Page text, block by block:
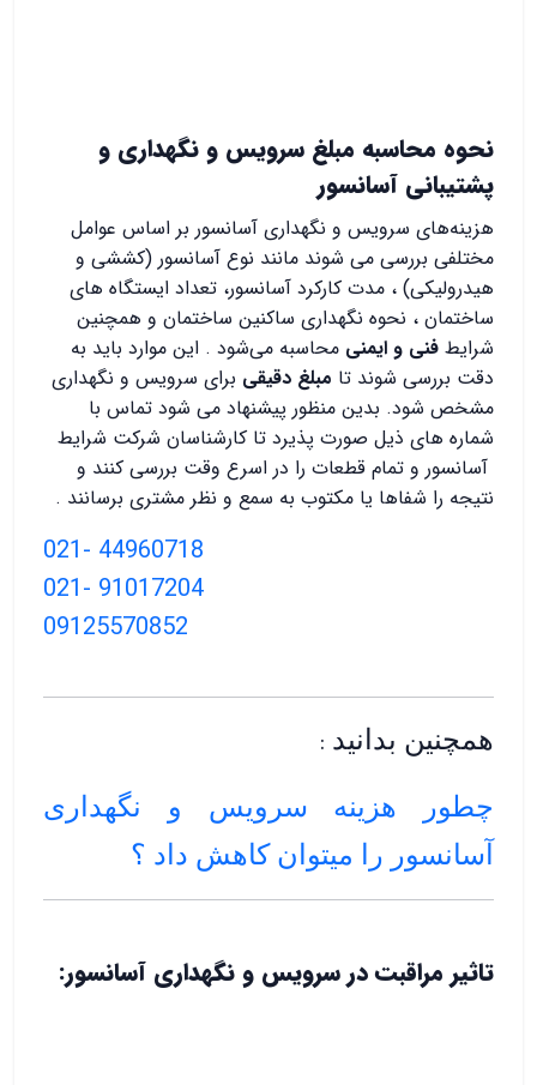
نحوه محاسبه مبلغ سرویس و نگهداری و
پشتیبانی آسانسور
هزینه‌های سرویس و نگهداری آسانسور بر اساس عوامل
مختلفی بررسی می شوند مانند نوع آسانسور (کششی و
هیدرولیکی) ، مدت کارکرد آسانسور، تعداد ایستگاه های
ساختمان ، نحوه نگهداری ساکنین ساختمان و همچنین
شرایط فنی و ایمنی محاسبه می‌شود . این موارد باید به
دقت بررسی شوند تا مبلغ دقیقی برای سرویس و نگهداری
مشخص شود. بدین منظور پیشنهاد می شود تماس با
شماره های ذیل صورت پذیرد تا کارشناسان شرکت شرایط
آسانسور و تمام قطعات را در اسرع وقت بررسی کنند و
نتیجه را شفاها یا مکتوب به سمع و نظر مشتری برسانند .
021- 44960718
021- 91017204
09125570852
همچنین بدانید :
چطور هزینه سرویس و نگهداری
آسانسور را میتوان کاهش داد ؟
تاثیر مراقبت در سرویس و نگهداری آسانسور: